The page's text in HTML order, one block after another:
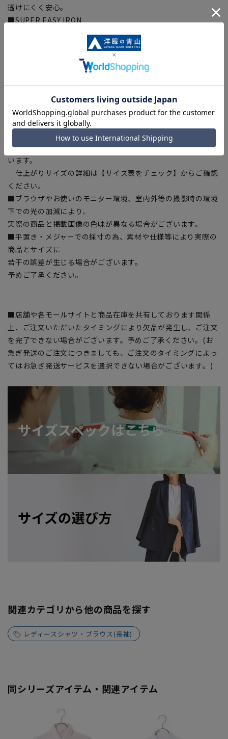
透けにくく安心。
■SUPER EASY IRON
優れた形態安定性でアイロン掛けが簡単です
■OEKO-TEX(エコテックス)
繊維製品の国際的な安全基準であるエコテックス(R)に認証さ
生地から付属まですべてが厳しい基準をクリアした素材を使
安全を安心して着用いただけます。
【商品に関するご注意】
■商品により同サイズでも仕上がりサイズが異なる場合がござ
います。
仕上がりサイズの詳細は【サイズ表をチェック】からご確認
ください。
■ブラウザやお使いのモニター環境、室内外等の撮影時の環境
下での光の加減により、
実際の商品と掲載画像の色味が異なる場合がございます。
■平置き・メジャーでの採寸の為、素材や仕様等により実際の
商品とサイズに
若干の誤差が生じる場合がございます。
予めご了承ください。
■店舗や各モールサイトと商品在庫を共有しております関係
上、ご注文いただいたタイミングにより欠品が発生し、ご注文
を完了できない場合がございます。予めご了承ください。(お
急ぎ発送のご注文につきましても、ご注文のタイミングによっ
てはお急ぎ発送サービスを選択できない場合がございます。)
関連カテゴリから他の商品を探す
レディースシャツ・ブラウス(長袖)
同シリーズアイテム・関連アイテム